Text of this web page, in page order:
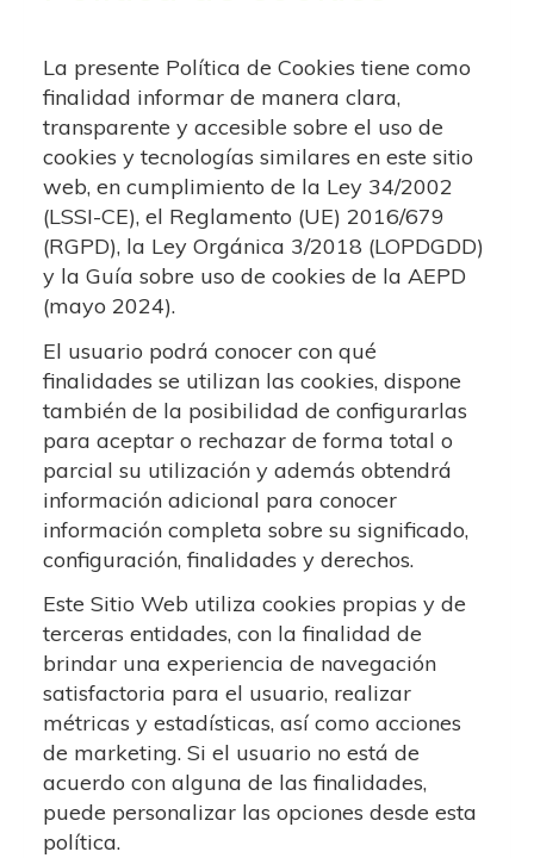
La presente Política de Cookies tiene como
finalidad informar de manera clara,
transparente y accesible sobre el uso de
cookies y tecnologías similares en este sitio
web, en cumplimiento de la Ley 34/2002
(LSSI-CE), el Reglamento (UE) 2016/679
(RGPD), la Ley Orgánica 3/2018 (LOPDGDD)
y la Guía sobre uso de cookies de la AEPD
(mayo 2024).
El usuario podrá conocer con qué
finalidades se utilizan las cookies, dispone
también de la posibilidad de configurarlas
para aceptar o rechazar de forma total o
parcial su utilización y además obtendrá
información adicional para conocer
información completa sobre su significado,
configuración, finalidades y derechos.
Este Sitio Web utiliza cookies propias y de
terceras entidades, con la finalidad de
brindar una experiencia de navegación
satisfactoria para el usuario, realizar
métricas y estadísticas, así como acciones
de marketing. Si el usuario no está de
acuerdo con alguna de las finalidades,
puede personalizar las opciones desde esta
política.